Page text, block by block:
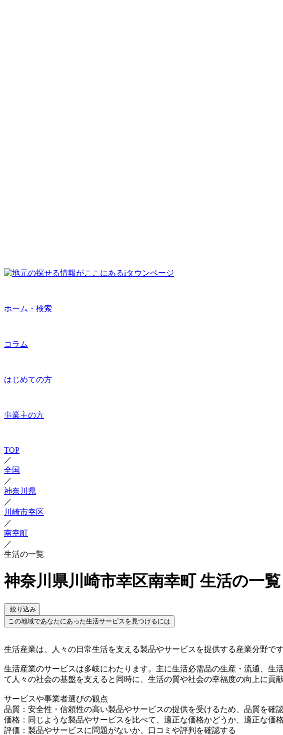
ホーム・検索
コラム
はじめての方
事業主の方
TOP
／
全国
／
神奈川県
／
川崎市幸区
／
南幸町
／
生活の一覧
神奈川県川崎市幸区南幸町 生活の一覧
絞り込み
この地域であなたにあった生活サービスを見つけるには
生活産業は、人々の日常生活を支える製品やサービスを提供する産業分野で
生活産業のサービスは多岐にわたります。主に生活必需品の生産・流通、
て人々の社会の基盤を支えると同時に、生活の質や社会の幸福度の向上に貢献
サービスや事業者選びの観点
品質：安全性・信頼性の高い製品やサービスの提供を受けるため、品質を確
価格：同じような製品やサービスを比べて、適正な価格かどうか、適正な価
評価：製品やサービスに問題がないか、口コミや評判を確認する